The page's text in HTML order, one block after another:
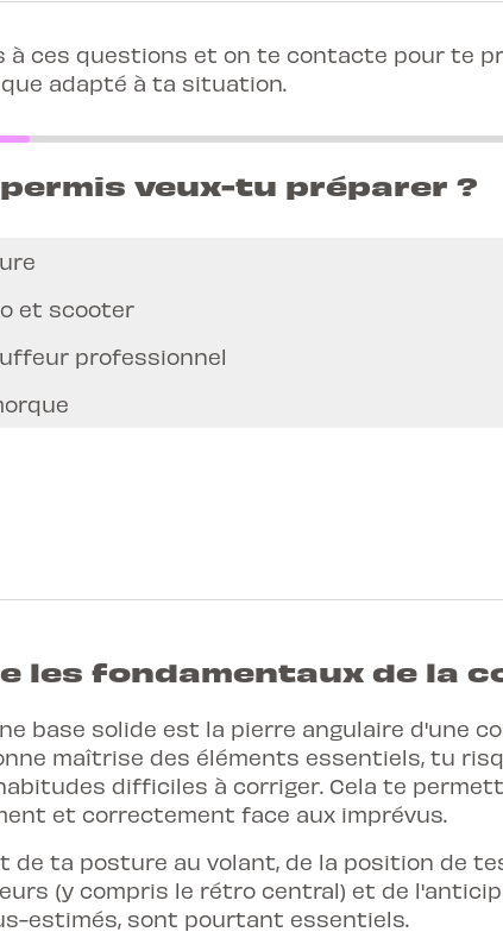
à ces questions et on te contacte pour te
adapté à ta situation.
veux-tu préparer ?
et scooter
professionnel
les fondamentaux de la
base solide est la pierre angulaire d'une
maîtrise des éléments essentiels, tu
difficiles à corriger. Cela te
et correctement face aux imprévus.
de ta posture au volant, de la position de
(y compris le rétro central) et de
estimés, sont pourtant essentiels.